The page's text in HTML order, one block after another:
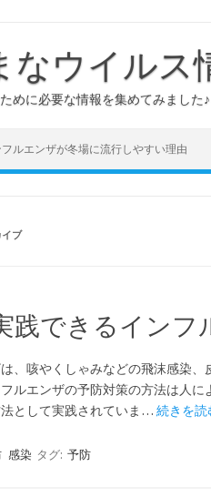
なウイルス
めに必要な情報を集めてみました♪
フルエンザが冬場に流行しやすい理由
ブ
践できるインフ
、咳やくしゃみなどの飛沫感染
ルエンザの予防対策の方法は人
として実践されていま… 続きを読
感染 タグ: 予防